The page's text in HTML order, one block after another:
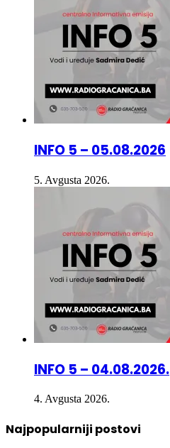
INFO 5 – 05.08.2026
5. Avgusta 2026.
INFO 5 – 04.08.2026.
4. Avgusta 2026.
Najpopularniji postovi
12. Decembra 2024.